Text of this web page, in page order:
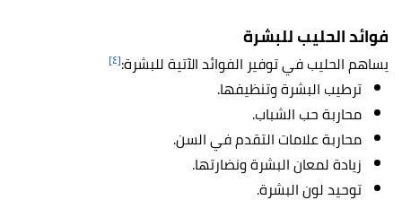
فوائد الحليب للبشرة
يساهم الحليب في توفير الفوائد الآتية للبشرة:[٤]
ترطيب البشرة وتنظيفها.
محاربة حب الشباب.
محاربة علامات التقدم في السن.
زيادة لمعان البشرة ونضارتها.
توحيد لون البشرة.